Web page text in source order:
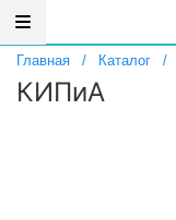
Главная / Каталог /
КИПиА